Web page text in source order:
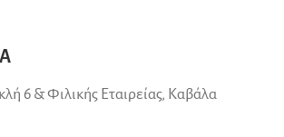
6 & Φιλικής Εταιρείας, Καβάλα